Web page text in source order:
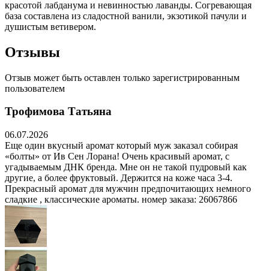
красотой лабданума и невинностью лаванды. Согревающая
база составлена из сладостной ванили, экзотикой пачули и
душистым ветивером.
Отзывы
Отзыв может быть оставлен только зарегистрированным
пользователем
Трофимова Татьяна
06.07.2026
Еще один вкусный аромат который муж заказал собирая
«болты» от Ив Сен Лорана! Очень красивый аромат, с
угадываемым ДНК бренда. Мне он не такой пудровый как
другие, а более фруктовый. Держится на коже часа 3-4.
Прекрасный аромат для мужчин предпочитающих немного
сладкие , классические ароматы. номер заказа: 26067866